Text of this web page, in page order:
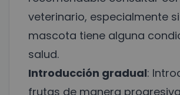
veterinario, especialmente
mascota tiene alguna
salud.
Introducción gradual:
frutas de manera